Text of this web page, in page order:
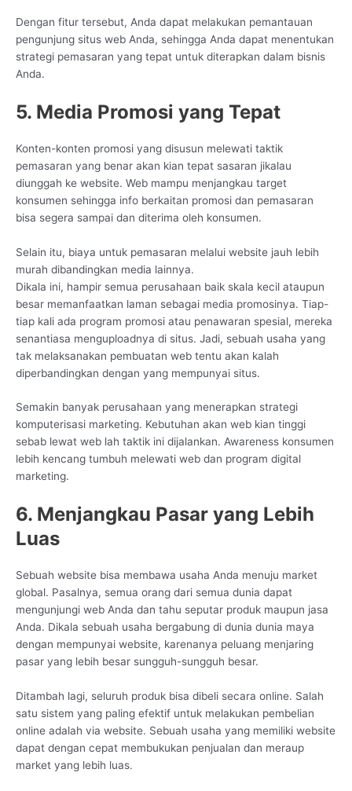
Dengan fitur tersebut, Anda dapat melakukan pemantauan
pengunjung situs web Anda, sehingga Anda dapat menentukan
strategi pemasaran yang tepat untuk diterapkan dalam bisnis
Anda.
5. Media Promosi yang Tepat
Konten-konten promosi yang disusun melewati taktik
pemasaran yang benar akan kian tepat sasaran jikalau
diunggah ke website. Web mampu menjangkau target
konsumen sehingga info berkaitan promosi dan pemasaran
bisa segera sampai dan diterima oleh konsumen.
Selain itu, biaya untuk pemasaran melalui website jauh lebih
murah dibandingkan media lainnya.
Dikala ini, hampir semua perusahaan baik skala kecil ataupun
besar memanfaatkan laman sebagai media promosinya. Tiap-
tiap kali ada program promosi atau penawaran spesial, mereka
senantiasa menguploadnya di situs. Jadi, sebuah usaha yang
tak melaksanakan pembuatan web tentu akan kalah
diperbandingkan dengan yang mempunyai situs.
Semakin banyak perusahaan yang menerapkan strategi
komputerisasi marketing. Kebutuhan akan web kian tinggi
sebab lewat web lah taktik ini dijalankan. Awareness konsumen
lebih kencang tumbuh melewati web dan program digital
marketing.
6. Menjangkau Pasar yang Lebih
Luas
Sebuah website bisa membawa usaha Anda menuju market
global. Pasalnya, semua orang dari semua dunia dapat
mengunjungi web Anda dan tahu seputar produk maupun jasa
Anda. Dikala sebuah usaha bergabung di dunia dunia maya
dengan mempunyai website, karenanya peluang menjaring
pasar yang lebih besar sungguh-sungguh besar.
Ditambah lagi, seluruh produk bisa dibeli secara online. Salah
satu sistem yang paling efektif untuk melakukan pembelian
online adalah via website. Sebuah usaha yang memiliki website
dapat dengan cepat membukukan penjualan dan meraup
market yang lebih luas.